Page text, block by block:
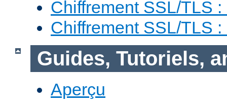
Chiffrement SSL/TLS
Chiffrement SSL/TLS :
Guides, Tutoriels,
Aperçu